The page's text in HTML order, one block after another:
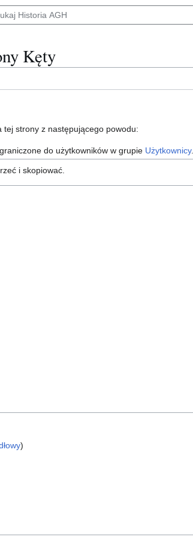
Kęty
strony z następującego powodu:
do użytkowników w grupie Użytkownicy.
i skopiować.
)